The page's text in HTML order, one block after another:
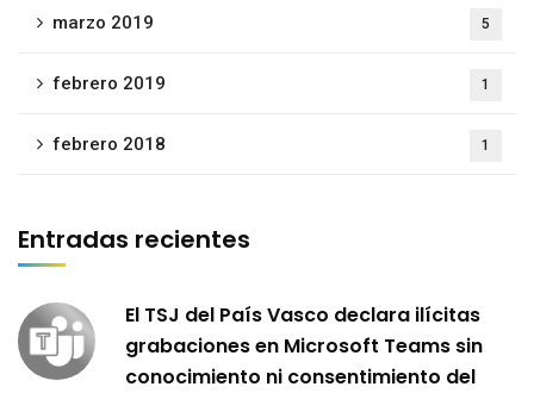
marzo 2019 5
febrero 2019 1
febrero 2018 1
Entradas recientes
El TSJ del País Vasco declara ilícitas
grabaciones en Microsoft Teams sin
conocimiento ni consentimiento del